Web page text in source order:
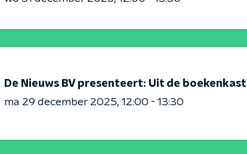
De Nieuws BV presenteert: Uit de boekenkast
ma 29 december 2025 12:00 - 13:30